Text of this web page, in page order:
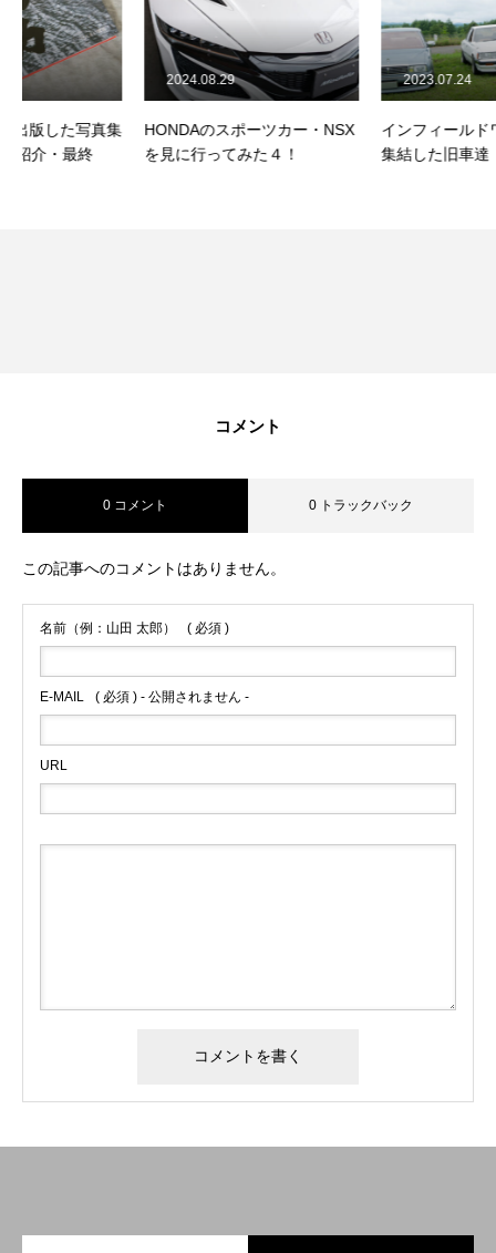
HONDAのスポーツカー・NSX
を見に行ってみた４！
インフィールドワイナリーに
集結した旧車達！
2023.07.24
コメント
0 コメント 0 トラックバック
この記事へのコメントはありません。
名前（例：山田 太郎） ( 必須 )
E-MAIL ( 必須 ) - 公開されません -
URL